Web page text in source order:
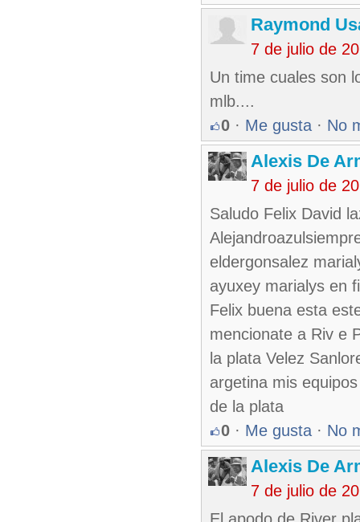
Raymond
7 de julio de
Un time cuales son
mlb....
0 · Me gusta · No
Alexis De
7 de julio de
Saludo Felix David
eldergonsalez
ayuxey marialys en
Felix buena esta
mencionate a Riv e
la plata Velez
argetina mis
de la plata
0 · Me gusta · No
Alexis De
7 de julio de